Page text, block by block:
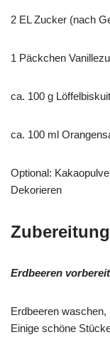
2 EL Zucker (nach
1 Päckchen
ca. 100 g
ca. 100 ml
Optional:
Dekorieren
Zubereitung
Erdbeeren
Erdbeeren
Einige schöne